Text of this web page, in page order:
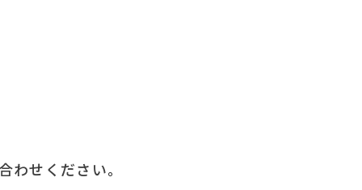
せください。